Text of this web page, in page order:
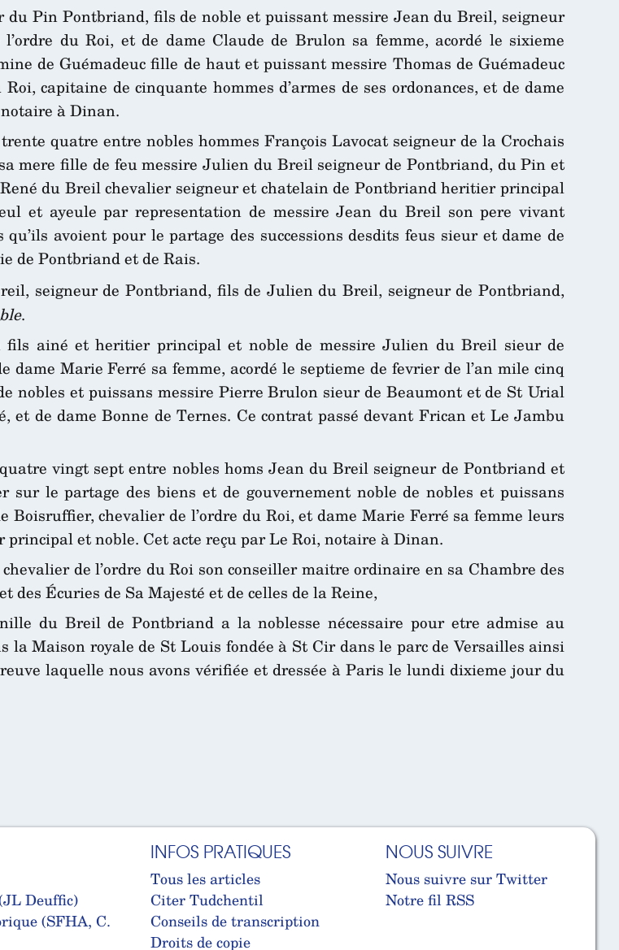
Pin Pontbriand, fils de noble et puissant messire Jean du Breil, seigneur
du Roi, et de dame Claude de Brulon sa femme, acordé le sixieme
de Guémadeuc fille de haut et puissant messire Thomas de Guémadeuc
capitaine de cinquante hommes d’armes de ses ordonances, et de dame
à Dinan.
quatre entre nobles hommes François Lavocat seigneur de la Crochais
mere fille de feu messire Julien du Breil seigneur de Pontbriand, du Pin et
du Breil chevalier seigneur et chatelain de Pontbriand heritier principal
et ayeule par representation de messire Jean du Breil son pere vivant
avoient pour le partage des successions desdits feus sieur et dame de
de Pontbriand et de Rais.
seigneur de Pontbriand, fils de Julien du Breil, seigneur de Pontbriand,
.
ainé et heritier principal et noble de messire Julien du Breil sieur de
Marie Ferré sa femme, acordé le septieme de fevrier de l’an mile cinq
nobles et puissans messire Pierre Brulon sieur de Beaumont et de St Urial
et de dame Bonne de Ternes. Ce contrat passé devant Frican et Le Jambu
vingt sept entre nobles homs Jean du Breil seigneur de Pontbriand et
le partage des biens et de gouvernement noble de nobles et puissans
chevalier de l’ordre du Roi, et dame Marie Ferré sa femme leurs
et noble. Cet acte reçu par Le Roi, notaire à Dinan.
de l’ordre du Roi son conseiller maitre ordinaire en sa Chambre des
des Écuries de Sa Majesté et de celles de la Reine,
du Breil de Pontbriand a la noblesse nécessaire pour etre admise au
la Maison royale de St Louis fondée à St Cir dans le parc de Versailles ainsi
laquelle nous avons vérifiée et dressée à Paris le lundi dixieme jour du
Deuffic)
(SFHA, C.
INFOS PRATIQUES
Tous les articles
Citer Tudchentil
Conseils de transcription
Droits de copie
NOUS SUIVRE
Nous suivre sur Twitter
Notre fil RSS